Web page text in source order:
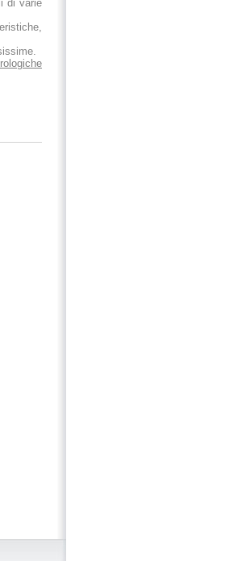
di varie